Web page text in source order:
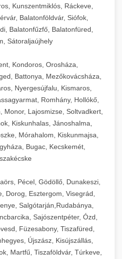
Kunszentmiklós, Ráckeve,
Balatonföldvár, Siófok,
Balatonfűzfő, Balatonfüred,
Sátoraljaújhely
Kondoros, Orosháza,
Battonya, Mezőkovácsháza,
Nyergesújfalu, Kismaros,
Romhány, Hollókő,
Monor, Lajosmizse, Soltvadkert,
Kiskunhalas, Jánoshalma,
Mórahalom, Kiskunmajsa,
Bugac, Kecskemét,
Pécel, Gödöllő, Dunakeszi,
Dorog, Esztergom, Visegrád,
Salgótarján,Rudabánya,
Sajószentpéter, Ózd,
Füzesabony, Tiszafüred,
Újszász, Kisújszállás,
Martfű, Tiszaföldvár, Túrkeve,